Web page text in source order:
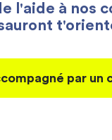
l'aide à nos
par un